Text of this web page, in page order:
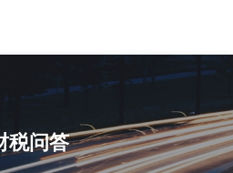
份有限公司官方网站！
税问答